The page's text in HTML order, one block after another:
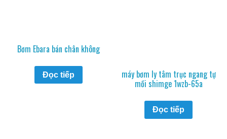
Bơm Ebara bán chân không
Đọc tiếp máy bơm ly tâm trục ngang tự
mồi shimge 1wzb-65a
Đọc tiếp